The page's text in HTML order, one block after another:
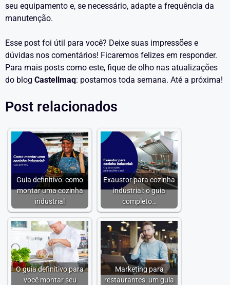
seu equipamento e, se necessário, adapte a frequência da
manutenção.
Esse post foi útil para você? Deixe suas impressões e
dúvidas nos comentários! Ficaremos felizes em responder.
Para mais posts como este, fique de olho nas atualizações
do blog Castellmaq: postamos toda semana. Até a próxima!
Post relacionados
Guia definitivo: como
montar uma cozinha
industrial
Exaustor para cozinha
industrial: o guia
completo…
O guia definitivo para
você montar seu
Marketing para
restaurantes: um guia